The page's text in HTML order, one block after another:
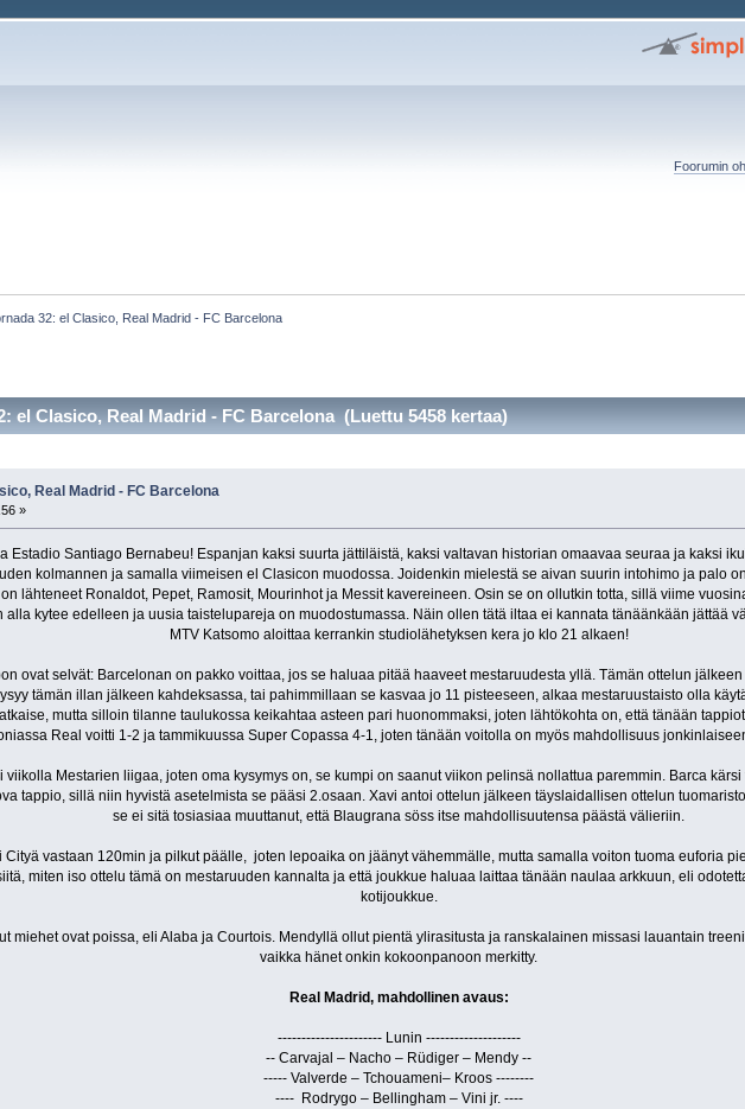
Foorumin
32: el Clasico, Real Madrid - FC Barcelona
el Clasico, Real Madrid - FC Barcelona (Luettu 5458 kertaa)
Real Madrid - FC Barcelona
»
Estadio Santiago Bernabeu! Espanjan kaksi suurta jättiläistä, kaksi valtavan historian omaavaa seuraa ja kaksi
kolmannen ja samalla viimeisen el Clasicon muodossa. Joidenkin mielestä se aivan suurin intohimo ja palo
lähteneet Ronaldot, Pepet, Ramosit, Mourinhot ja Messit kavereineen. Osin se on ollutkin totta, sillä viime
alla kytee edelleen ja uusia taistelupareja on muodostumassa. Näin ollen tätä iltaa ei kannata tänäänkään jättää
MTV Katsomo aloittaa kerrankin studiolähetyksen kera jo klo 21 alkaen!
ovat selvät: Barcelonan on pakko voittaa, jos se haluaa pitää haaveet mestaruudesta yllä. Tämän ottelun
tämän illan jälkeen kahdeksassa, tai pahimmillaan se kasvaa jo 11 pisteeseen, alkaa mestaruustaisto olla
mutta silloin tilanne taulukossa keikahtaa asteen pari huonommaksi, joten lähtökohta on, että tänään
Real voitti 1-2 ja tammikuussa Super Copassa 4-1, joten tänään voitolla on myös mahdollisuus
viikolla Mestarien liigaa, joten oma kysymys on, se kumpi on saanut viikon pelinsä nollattua paremmin. Barca
tappio, sillä niin hyvistä asetelmista se pääsi 2.osaan. Xavi antoi ottelun jälkeen täyslaidallisen ottelun
se ei sitä tosiasiaa muuttanut, että Blaugrana söss itse mahdollisuutensa päästä välieriin.
Cityä vastaan 120min ja pilkut päälle, joten lepoaika on jäänyt vähemmälle, mutta samalla voiton tuoma euforia
miten iso ottelu tämä on mestaruuden kannalta ja että joukkue haluaa laittaa tänään naulaa arkkuun, eli
kotijoukkue.
miehet ovat poissa, eli Alaba ja Courtois. Mendyllä ollut pientä ylirasitusta ja ranskalainen missasi lauantain
vaikka hänet onkin kokoonpanoon merkitty.
Real Madrid, mahdollinen avaus:
---------------------- Lunin --------------------
-- Carvajal – Nacho – Rüdiger – Mendy --
----- Valverde – Tchouameni– Kroos --------
---- Rodrygo – Bellingham – Vini jr. ----